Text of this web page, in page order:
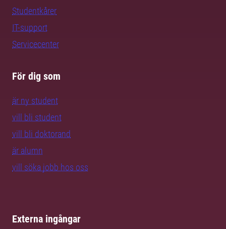
Studentkårer
IT-support
Servicecenter
För dig som
är ny student
vill bli student
vill bli doktorand
är alumn
vill söka jobb hos oss
Externa ingångar